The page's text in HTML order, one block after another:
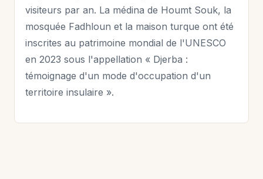
visiteurs par an. La médina de Houmt Souk, la
mosquée Fadhloun et la maison turque ont été
inscrites au patrimoine mondial de l'UNESCO
en 2023 sous l'appellation « Djerba :
témoignage d'un mode d'occupation d'un
territoire insulaire ».